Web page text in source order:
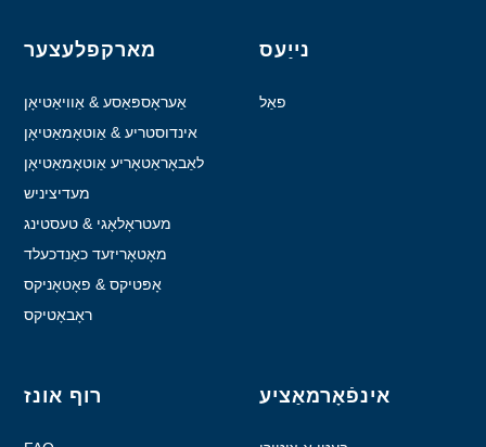
מארקפלעצער
אַעראָספּאַסע & אַוויאַטיאָן
אינדוסטריע & אַוטאָמאַטיאָן
לאַבאָראַטאָריע אַוטאָמאַטיאָן
מעדיציניש
מעטראָלאָגי & טעסטינג
מאָטאָריזעד כאַנדכעלד
אָפּטיקס & פאָטאָניקס
ראָבאָטיקס
נייַעס
פאַל
רוף אונז אינפֿאָרמאַציע